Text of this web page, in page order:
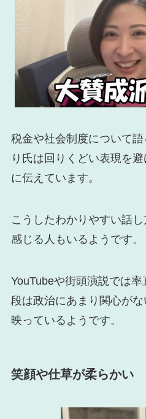
税金や社会制度について
り氏は回りくどい表現を
に伝えています。
こうしたわかりやすい話
感じる人もいるようです。
YouTubeや街頭演説では
段は政治にあまり関心が
映っているようです。
笑顔や仕草が柔らかい